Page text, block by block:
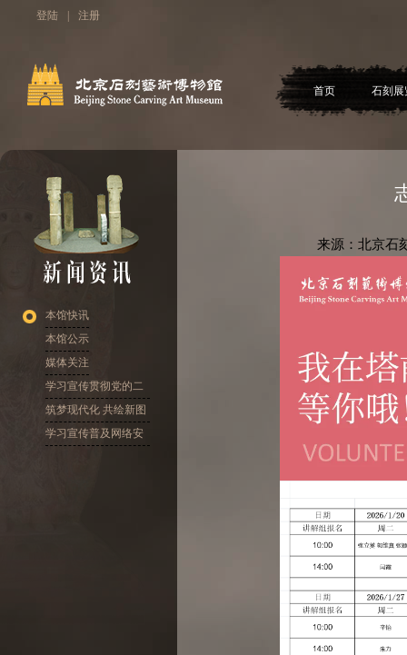
登陆 注册
首页 石刻展
本馆快讯
本馆公示
媒体关注
学习宣传贯彻党的二
十大精神
筑梦现代化 共绘新图
景
学习宣传普及网络安
来源：北京